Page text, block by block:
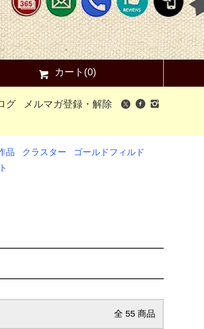
カート(0)
グ メルマガ登録・解除
品 クラスター
ゴールドフィルド
全 55 商品